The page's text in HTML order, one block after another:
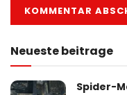
Neueste beitrage
Spider-